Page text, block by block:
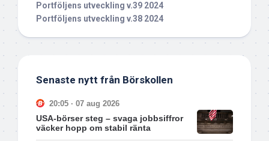
Portföljens utveckling v.39 2024
Portföljens utveckling v.38 2024
Senaste nytt från Börskollen
20:05 · 07 aug 2026
USA-börser steg – svaga jobbsiffror
väcker hopp om stabil ränta